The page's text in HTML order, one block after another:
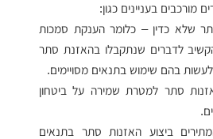
מורכבים בעניינים כגון:
שלא כדין – כלומר הענקת סמכות
לדברים שנתקבלו בהאזנת סתר
בהם שימוש בתנאים מסויימים.
סתר למטרת שמירה על ביטחון
ביצוע האזנות סתר בתנאים